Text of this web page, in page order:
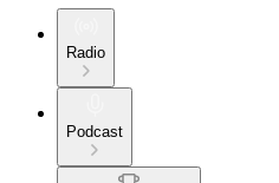
Radio
Podcast